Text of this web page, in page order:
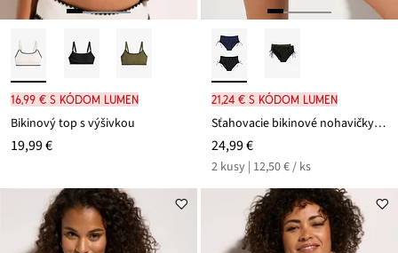
16,99 € s kódom LUMEN
Bikinový top s výšivkou
19,99 €
21,24 € s kódom LUMEN
Sťahovacie bikinové nohavičky (2 ks) ľahko tvarujúci efekt
24,99 €
2 kusy | 12,50 € / ks